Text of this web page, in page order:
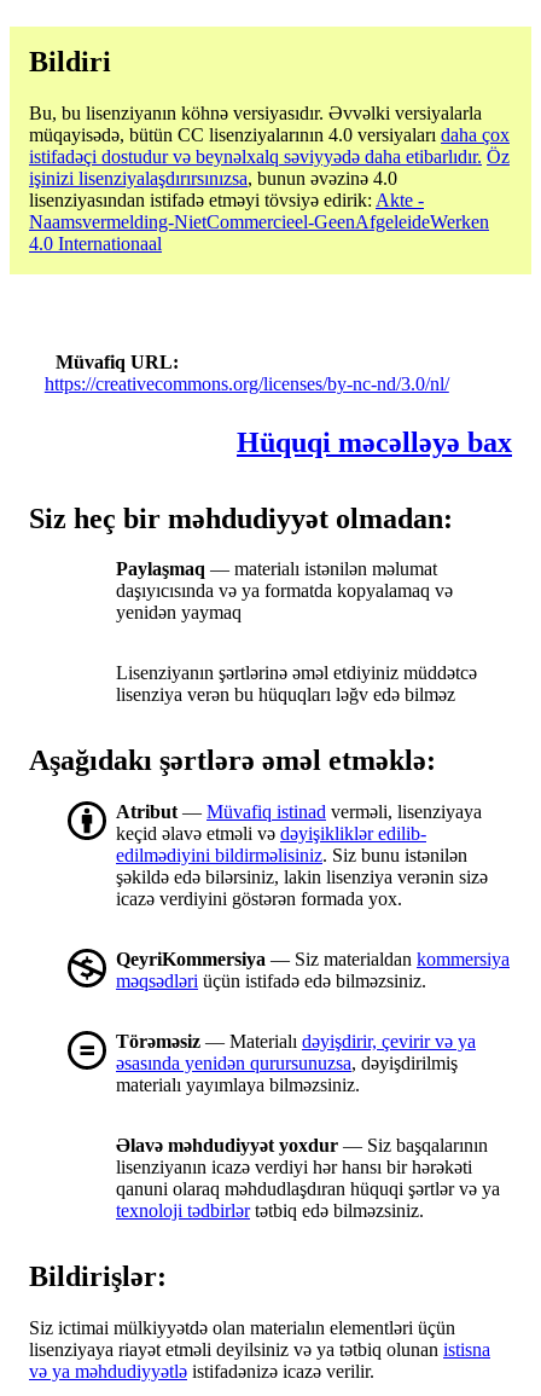
Bildiri
Bu, bu lisenziyanın köhnə versiyasıdır. Əvvəlki versiyalarla
müqayisədə, bütün CC lisenziyalarının 4.0 versiyaları daha çox
istifadəçi dostudur və beynəlxalq səviyyədə daha etibarlıdır. Öz
işinizi lisenziyalaşdırırsınızsa, bunun əvəzinə 4.0
lisenziyasından istifadə etməyi tövsiyə edirik: Akte -
Naamsvermelding-NietCommercieel-GeenAfgeleideWerken
4.0 Internationaal
Müvafiq URL
https://creativecommons.org/licenses/by-nc-nd/3.0/nl/
Hüquqi məcəlləyə bax
Siz heç bir məhdudiyyət olmadan:
Paylaşmaq — materialı istənilən məlumat
daşıyıcısında və ya formatda kopyalamaq və
yenidən yaymaq
Lisenziyanın şərtlərinə əməl etdiyiniz müddətcə
lisenziya verən bu hüquqları ləğv edə bilməz
Aşağıdakı şərtlərə əməl etməklə:
Atribut — Müvafiq istinad verməli, lisenziyaya
keçid əlavə etməli və dəyişikliklər edilib-
edilmədiyini bildirməlisiniz. Siz bunu istənilən
şəkildə edə bilərsiniz, lakin lisenziya verənin sizə
icazə verdiyini göstərən formada yox.
QeyriKommersiya — Siz materialdan kommersiya
məqsədləri üçün istifadə edə bilməzsiniz.
Törəməsiz — Materialı dəyişdirir, çevirir və ya
əsasında yenidən qurursunuzsa, dəyişdirilmiş
materialı yayımlaya bilməzsiniz.
Əlavə məhdudiyyət yoxdur — Siz başqalarının
lisenziyanın icazə verdiyi hər hansı bir hərəkəti
qanuni olaraq məhdudlaşdıran hüquqi şərtlər və ya
texnoloji tədbirlərtətbiq edə bilməzsiniz.
Bildirişlər:
Siz ictimai mülkiyyətdə olan materialın elementləri üçün
lisenziyaya riayət etməli deyilsiniz və ya tətbiq olunan istisna
və ya məhdudiyyətlə istifadənizə icazə verilir.